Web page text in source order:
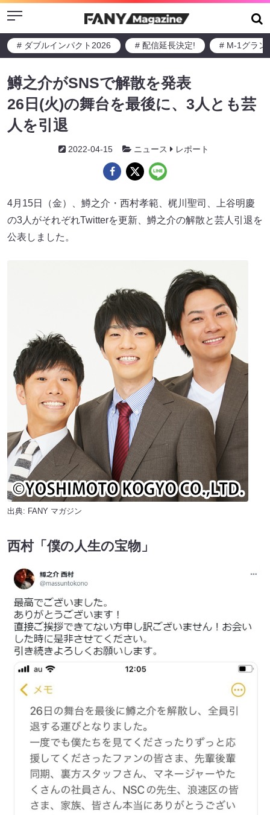
Menu
# ダブルインパクト2026 # 配信延長決定! # M-1グラン
鱒之介がSNSで解散を発表
26日(火)の舞台を最後に、3人とも芸
人を引退
2022-04-15 ニュース レポート
4月15日（金）、鱒之介・西村孝範、梶川聖司、上谷明慶
の3人がそれぞれTwitterを更新、鱒之介の解散と芸人引退を
公表しました。
出典: FANY マガジン
西村「僕の人生の宝物」